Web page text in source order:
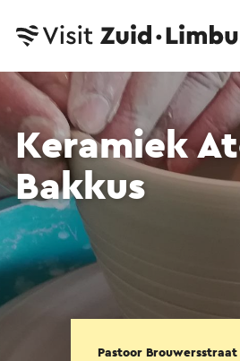
Keramiek
Bakkus
Pastoor Brouwersstraat